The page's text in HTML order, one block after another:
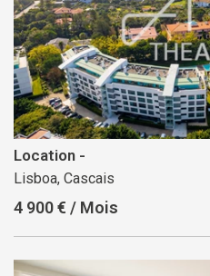
Location -
Lisboa, Cascais
4 900 € / Mois